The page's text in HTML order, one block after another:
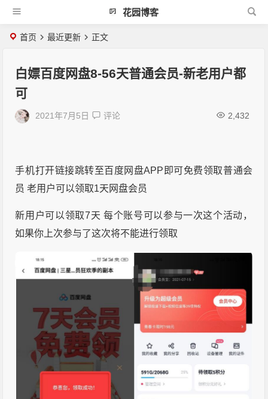
花园博客
首页 最近更新 正文
白嫖百度网盘8-56天普通会员-新老用户都
可
2021年7月5日 评论 2,432
手机打开链接跳转至百度网盘APP即可免费领取普通会
员 老用户可以领取1天网盘会员
新用户可以领取7天 每个账号可以参与一次这个活动，
如果你上次参与了这次将不能进行领取